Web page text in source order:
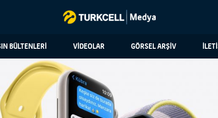
BÜLTENLERİ VİDEOLAR GÖRSEL ARŞİV